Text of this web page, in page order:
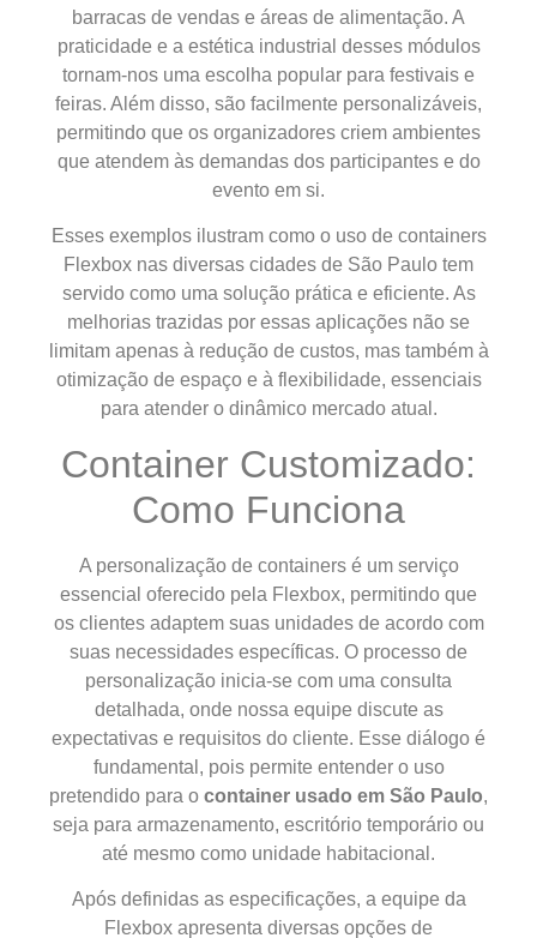
barracas de vendas e áreas de alimentação. A
praticidade e a estética industrial desses módulos
tornam-nos uma escolha popular para festivais e
feiras. Além disso, são facilmente personalizáveis,
permitindo que os organizadores criem ambientes
que atendem às demandas dos participantes e do
evento em si.
Esses exemplos ilustram como o uso de containers
Flexbox nas diversas cidades de São Paulo tem
servido como uma solução prática e eficiente. As
melhorias trazidas por essas aplicações não se
limitam apenas à redução de custos, mas também à
otimização de espaço e à flexibilidade, essenciais
para atender o dinâmico mercado atual.
Container Customizado:
Como Funciona
A personalização de containers é um serviço
essencial oferecido pela Flexbox, permitindo que
os clientes adaptem suas unidades de acordo com
suas necessidades específicas. O processo de
personalização inicia-se com uma consulta
detalhada, onde nossa equipe discute as
expectativas e requisitos do cliente. Esse diálogo é
fundamental, pois permite entender o uso
pretendido para o container usado em São Paulo,
seja para armazenamento, escritório temporário ou
até mesmo como unidade habitacional.
Após definidas as especificações, a equipe da
Flexbox apresenta diversas opções de